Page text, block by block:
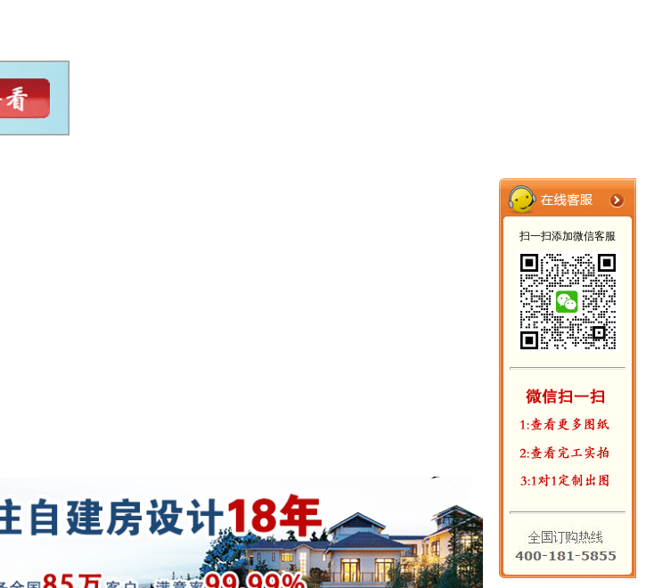
扫一扫添加微信客服